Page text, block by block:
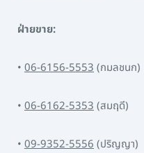
ฝ่ายขาย:
• 06-6156-5553(กมลชนก)
• 06-6162-5353(สมฤดี)
• 09-9352-5556(ปริญญา)